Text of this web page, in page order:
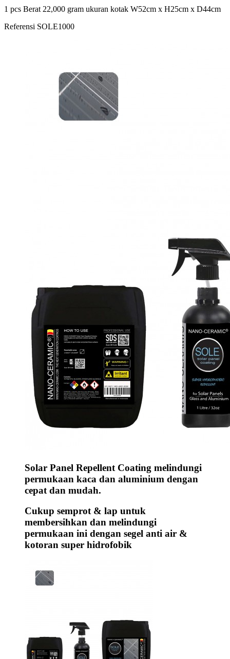
1 pcs Berat 22,000 gram ukuran kotak W52cm x H25cm x D44cm
Referensi SOLE1000
Solar Panel Repellent Coating melindungi
permukaan kaca dan aluminium dengan
cepat dan mudah.
Cukup semprot & lap untuk
membersihkan dan melindungi
permukaan ini dengan segel anti air &
kotoran super hidrofobik